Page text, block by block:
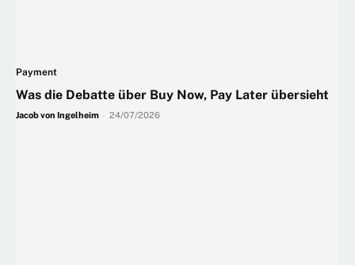
Payment
Was die Debatte über Buy Now, Pay Later übersieht
Jacob von Ingelheim 24/07/2026